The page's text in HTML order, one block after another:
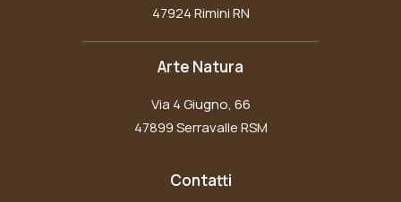
47924 Rimini RN
Arte Natura
Via 4 Giugno, 66
47899 Serravalle RSM
Contatti